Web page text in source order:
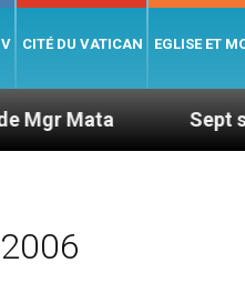
CITÉ DU VATICAN EGLISE ET
Sept signes